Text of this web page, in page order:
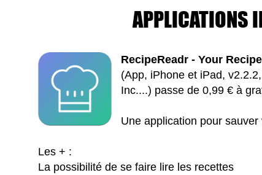
APPLICATIONS
RecipeReadr - Your
(App, iPhone et iPad,
Inc....) passe de 0,99 € à
Une application pour
Les + :
La possibilité de se faire lire les recettes